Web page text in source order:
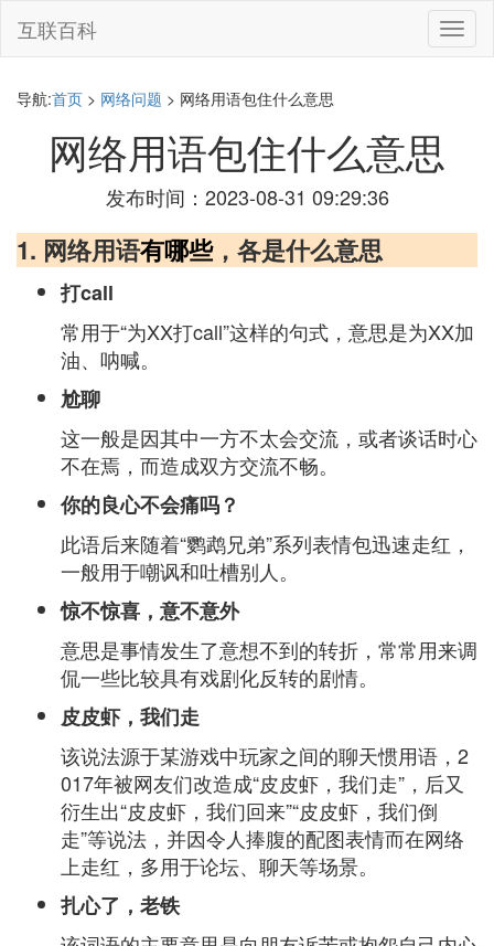
切
换
互联百科
导航:首页 > 网络问题 > 网络用语包住什么意思
网络用语包住什么意思
发布时间：2023-08-31 09:29:36
1. 网络用语有哪些，各是什么意思
打call
常用于“为XX打call”这样的句式，意思是为XX加
油、呐喊。
尬聊
这一般是因其中一方不太会交流，或者谈话时心
不在焉，而造成双方交流不畅。
你的良心不会痛吗？
此语后来随着“鹦鹉兄弟”系列表情包迅速走红，
一般用于嘲讽和吐槽别人。
惊不惊喜，意不意外
意思是事情发生了意想不到的转折，常常用来调
侃一些比较具有戏剧化反转的剧情。
皮皮虾，我们走
该说法源于某游戏中玩家之间的聊天惯用语，2
017年被网友们改造成“皮皮虾，我们走”，后又
衍生出“皮皮虾，我们回来”“皮皮虾，我们倒
走”等说法，并因令人捧腹的配图表情而在网络
上走红，多用于论坛、聊天等场景。
扎心了，老铁